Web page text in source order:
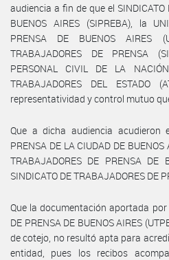
audiencia a fin de que el SINDICATO
BUENOS AIRES (SIPREBA), la
PRENSA DE BUENOS AIRES
TRABAJADORES DE PRENSA
PERSONAL CIVIL DE LA
TRABAJADORES DEL
representatividad y control mutuo
Que a dicha audiencia acudieron
PRENSA DE LA CIUDAD DE
TRABAJADORES DE PRENSA DE
SINDICATO DE TRABAJADORES DE
Que la documentación aportada por
DE PRENSA DE BUENOS AIRES
de cotejo, no resultó apta para
entidad, pues los recibos